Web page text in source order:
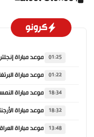
كرونو
01:25
01:22
18:34
18:32
13:48